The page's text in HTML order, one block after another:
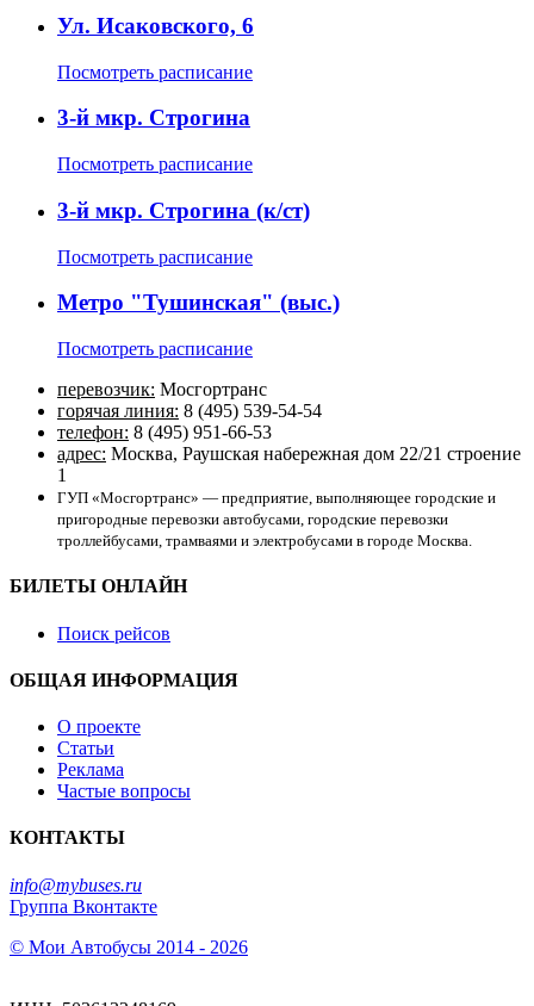
Ул. Исаковского, 6
Посмотреть расписание
3-й мкр. Строгина
Посмотреть расписание
3-й мкр. Строгина (к/ст)
Посмотреть расписание
Метро "Тушинская" (выс.)
Посмотреть расписание
перевозчик: Мосгортранс
горячая линия: 8 (495) 539-54-54
телефон: 8 (495) 951-66-53
адрес: Москва, Раушская набережная дом 22/21 строение
1
ГУП «Мосгортранс» — предприятие, выполняющее городские и
пригородные перевозки автобусами, городские перевозки
троллейбусами, трамваями и электробусами в городе Москва.
БИЛЕТЫ ОНЛАЙН
Поиск рейсов
ОБЩАЯ ИНФОРМАЦИЯ
О проекте
Статьи
Реклама
Частые вопросы
КОНТАКТЫ
info@mybuses.ru
Группа Вконтакте
© Мои Автобусы 2014 - 2026